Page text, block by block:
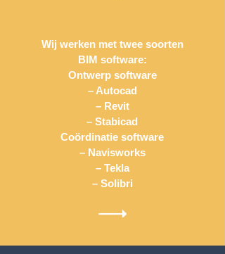
Wij werken met twee soorten
BIM software:
Ontwerp software
– Autocad
– Revit
– Stabicad
Coördinatie software
– Navisworks
– Tekla
– Solibri